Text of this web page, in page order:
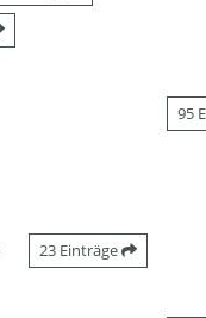
95
23 Einträge